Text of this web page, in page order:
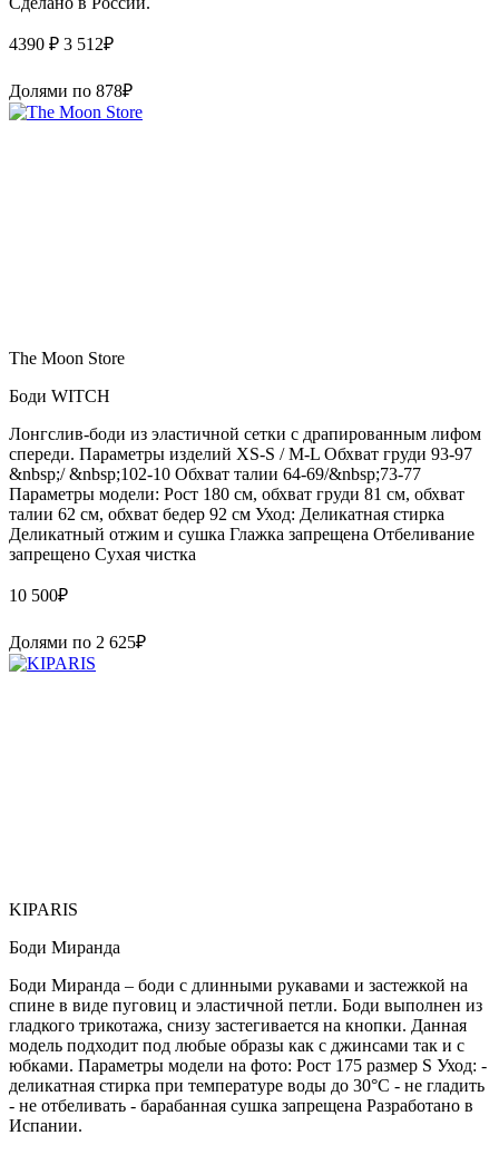
4390 ₽ 3 512₽
Долями по 878₽
The Moon Store
Боди WITCH
Лонгслив-боди из эластичной сетки с драпированным лифом
спереди. Параметры изделий XS-S / M-L Обхват груди 93-97
&nbsp;/ &nbsp;102-10 Обхват талии 64-69/&nbsp;73-77
Параметры модели: Рост 180 см, обхват груди 81 см, обхват
талии 62 см, обхват бедер 92 см Уход: Деликатная стирка
Деликатный отжим и сушка Глажка запрещена Отбеливание
запрещено Сухая чистка
10 500₽
Долями по 2 625₽
KIPARIS
Боди Миранда
Боди Миранда – боди с длинными рукавами и застежкой на
спине в виде пуговиц и эластичной петли. Боди выполнен из
гладкого трикотажа, снизу застегивается на кнопки. Данная
модель подходит под любые образы как с джинсами так и с
юбками. Параметры модели на фото: Рост 175 размер S Уход: -
деликатная стирка при температуре воды до 30°C - не гладить
- не отбеливать - барабанная сушка запрещена Paзpaботaно в
Иcпaнии.